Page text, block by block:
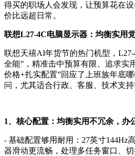
得买的职场人会发现，让预算花在
价比远超日常。
联想L27-4C电脑显示器：均衡实用
联想天禧AI年货节的热门机型，
全能”，精准击中预算有限、追求实
价格+扎实配置”回应了上班族年底
问，尤其适合行政、客服、技术支持
1、核心配置：均衡实用不冗余，办
- 基础配置够用耐用：27英寸144Hz
器滑动更流畅，处理多任务窗口、